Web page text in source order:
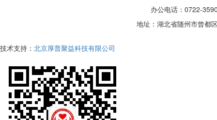
办公电话：0722-
地址：湖北省随州市曾都
技术支持： 北京厚普聚益科技有限公司